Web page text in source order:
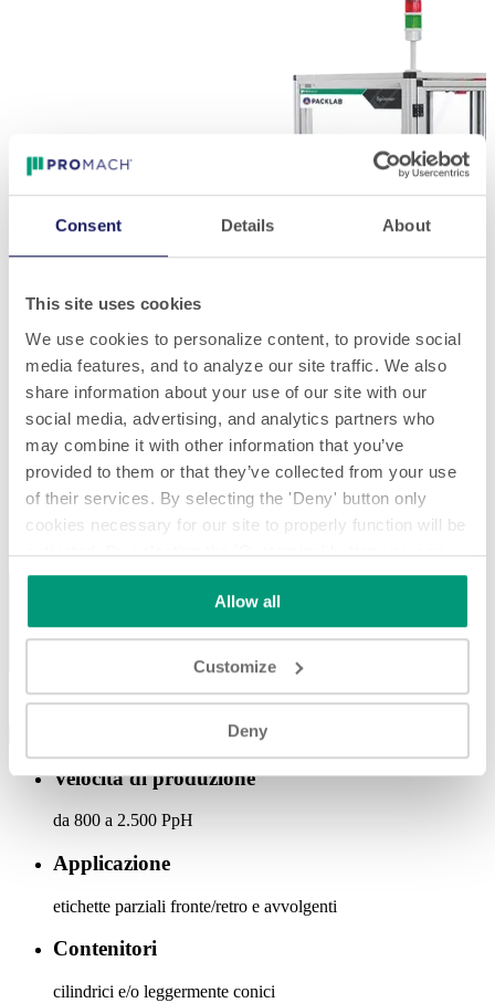
Consent Details About
This site uses cookies
We use cookies to personalize content, to provide social
media features, and to analyze our site traffic. We also
share information about your use of our site with our
social media, advertising, and analytics partners who
may combine it with other information that you’ve
provided to them or that they’ve collected from your use
of their services. By selecting the 'Deny' button only
cookies necessary for our site to properly function will be
activated. By selecting the 'Customize' button you can
choose the individual categories of cookies you want to
Read the complete cookie policy.
Allow all
Customize
Deny
Precedente Attuale
Velocità di produzione
da 800 a 2.500 PpH
Applicazione
etichette parziali fronte/retro e avvolgenti
Contenitori
cilindrici e/o leggermente conici